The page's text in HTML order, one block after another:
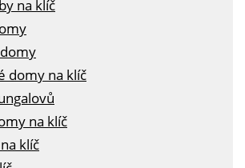
na klíč
domy na klíč
na klíč
klíč